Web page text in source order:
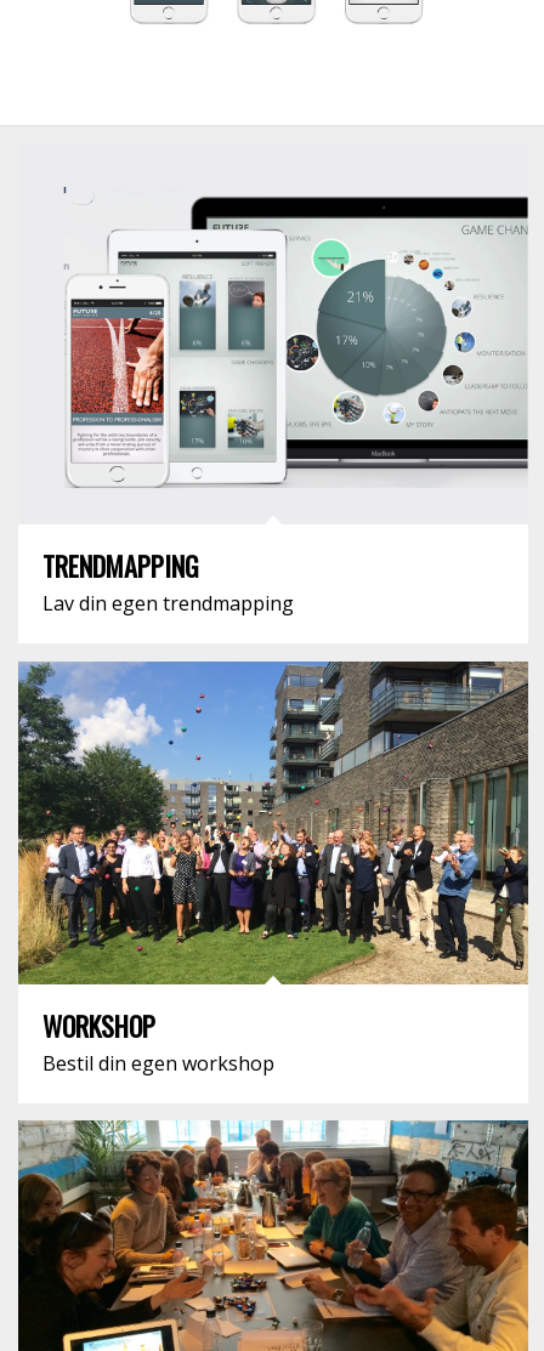
TRENDMAPPING
Lav din egen trendmapping
WORKSHOP
Bestil din egen workshop